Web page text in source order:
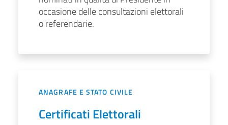
occasione delle consultazioni elettorali
o referendarie.
ANAGRAFE E STATO CIVILE
Certificati Elettorali